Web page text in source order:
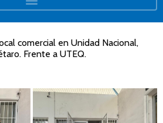
comercial en Unidad Nacional,
Frente a UTEQ.